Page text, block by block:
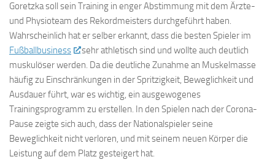
Goretzka soll sein Training in enger Abstimmung mit dem Ärzte-
und Physioteam des Rekordmeisters durchgeführt haben.
Wahrscheinlich hat er selber erkannt, dass die besten Spieler im
Fußballbusiness
sehr athletisch sind und wollte auch deutlich
muskulöser werden. Da die deutliche Zunahme an Muskelmasse
häufig zu Einschränkungen in der Spritzigkeit, Beweglichkeit und
Ausdauer führt, war es wichtig, ein ausgewogenes
Trainingsprogramm zu erstellen. In den Spielen nach der Corona-
Pause zeigte sich auch, dass der Nationalspieler seine
Beweglichkeit nicht verloren, und mit seinem neuen Körper die
Leistung auf dem Platz gesteigert hat.